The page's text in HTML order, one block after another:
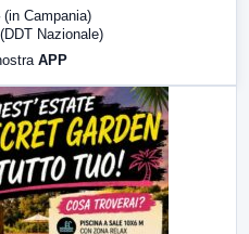
LabNews (replica)
(in Campania)
(DDT Nazionale)
APP